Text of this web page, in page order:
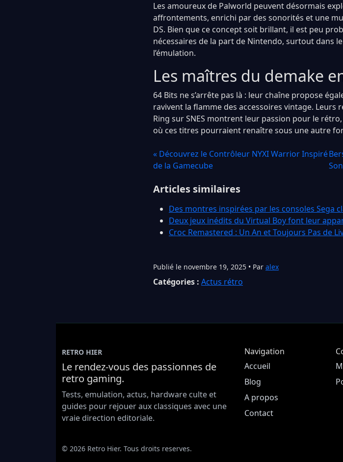
Les amoureux de Palworld peuvent désormais
affrontements, enrichi par des sonorités et une
DS. Bien que ce concept soit brillant, il est peu
nécessaires de la part de Nintendo, surtout dans
l’émulation.
Les maîtres du demake
64 Bits ne s’arrête pas là : leur chaîne propose
ravivent la flamme des accessoires vintage. Leurs
Ring sur SNES montrent leur passion pour le
où ces titres pourraient renaître sous une autre
« Découvrez le Contrôleur NYXI Warrior Inspiré
de la Gamecube
Articles similaires
Des montres inspirées par les consoles Sega
Deux jeux inédits du Virtual Boy font leur
Croc Remastered : Un An et Toujours Pas de
Publié le novembre 19, 2025 • Par alex
Catégories : Actus rétro
RETRO HIER
Le rendez-vous des passionnes de
retro gaming.
Tests, emulation, actus, hardware culte et
guides pour rejouer aux classiques avec une
vraie direction editoriale.
Navigation
Accueil
Blog
A propos
Contact
© 2026 Retro Hier. Tous droits reserves.